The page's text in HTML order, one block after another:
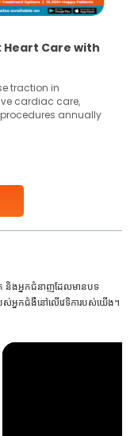
Care with
traction in
cardiac care,
annually
angioplasty and
និងអ្នកជំនាញដែលមានបទ
អ្នកជំងឺនៅលើវេទិការបស់យើង។